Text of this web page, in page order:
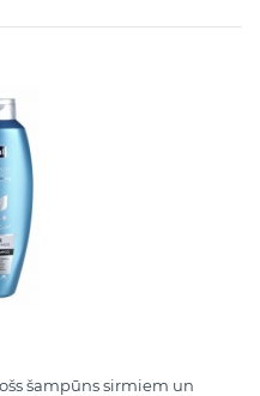
šampūns sirmiem un